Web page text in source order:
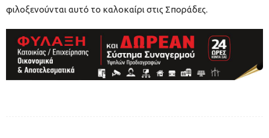
φιλοξενούνται αυτό το καλοκαίρι στις Σποράδες.